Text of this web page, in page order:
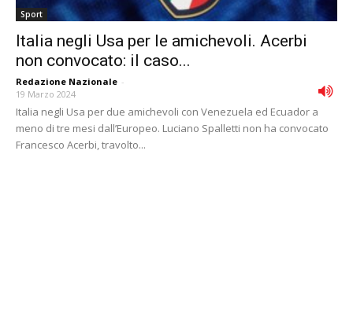
Sport
Italia negli Usa per le amichevoli. Acerbi
non convocato: il caso...
Redazione Nazionale -
19 Marzo 2024
Italia negli Usa per due amichevoli con Venezuela ed Ecuador a
meno di tre mesi dall’Europeo. Luciano Spalletti non ha convocato
Francesco Acerbi, travolto...